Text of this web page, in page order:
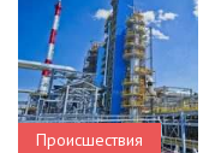
Происшествия